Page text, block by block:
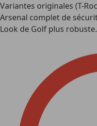
Variantes originales (T-
Arsenal complet de
Look de Golf plus